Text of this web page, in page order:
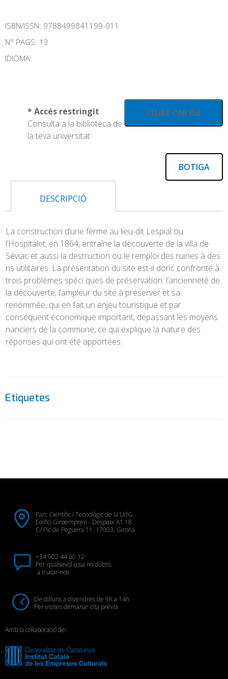
ISBN/ISSN: 9788499841199-011
N° PAGS: 13
IDIOMA:
VEURE ONLINE
* Accés restringit
Consulta a la biblioteca de
la teva universitat
BOTIGA
DESCRIPCIÓ
La construction d’une ferme au lieu-dit Lespial ou
l’Hospitalet, en 1864, entraîne la découverte de la villa de
Séviac et aussi la destruction ou le remploi des ruines à des
ns utilitaires. La présentation du site est-il donc confronté à
trois problèmes spéci ques de préservation: l’ancienneté de
la découverte; l’ampleur du site à préserver et sa
renommée, qui en fait un enjeu touristique et par
conséquent économique important, dépassant les moyens
nanciers de la commune, ce qui explique la nature des
réponses qui ont été apportées.
Etiquetes
Parc Científic i Tecnològic de la UdG
Edifici Giroempren - Despatx A1.18.
C/ Pic de Peguera 11. 17003, Girona
+34 902 44 00 12
Per qualsevol cosa no dubtis
a trucar-nos
De dilluns a divendres de 9h a 14h
Per visites demanar cita prèvia
Amb la col·laboració de: